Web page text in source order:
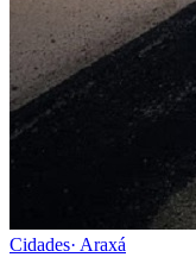
Cidades· Araxá